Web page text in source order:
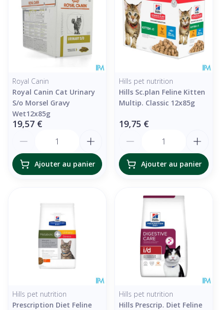
Royal Canin
Royal Canin Cat Urinary
S/o Morsel Gravy
Wet12x85g
19,57 €
Ajouter au panier
Hills pet nutrition
Hills Sc.plan Feline Kitten
Multip. Classic 12x85g
19,75 €
Ajouter au panier
Hills pet nutrition
Prescription Diet Feline
Hills pet nutrition
Hills Prescrip. Diet Feline